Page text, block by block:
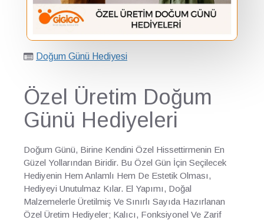
Doğum Günü Hediyesi
Özel Üretim Doğum
Günü Hediyeleri
Doğum Günü, Birine Kendini Özel Hissettirmenin En
Güzel Yollarından Biridir. Bu Özel Gün İçin Seçilecek
Hediyenin Hem Anlamlı Hem De Estetik Olması,
Hediyeyi Unutulmaz Kılar. El Yapımı, Doğal
Malzemelerle Üretilmiş Ve Sınırlı Sayıda Hazırlanan
Özel Üretim Hediyeler; Kalıcı, Fonksiyonel Ve Zarif